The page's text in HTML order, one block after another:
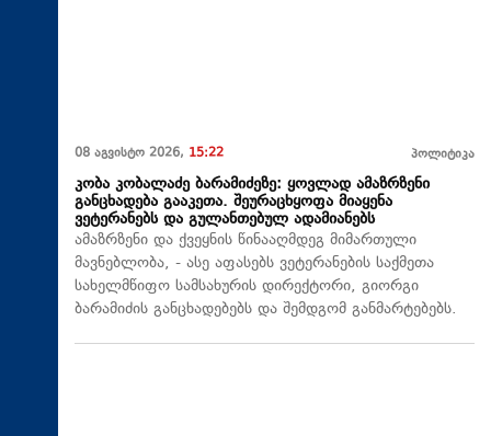
08 აგვისტო 2026, 15:22 პოლიტიკა
კობა კობალაძე ბარამიძეზე: ყოვლად ამაზრზენი
განცხადება გააკეთა. შეურაცხყოფა მიაყენა
ვეტერანებს და გულანთებულ ადამიანებს
ამაზრზენი და ქვეყნის წინააღმდეგ მიმართული
მავნებლობა, - ასე აფასებს ვეტერანების საქმეთა
სახელმწიფო სამსახურის დირექტორი, გიორგი
ბარამიძის განცხადებებს და შემდგომ განმარტებებს.